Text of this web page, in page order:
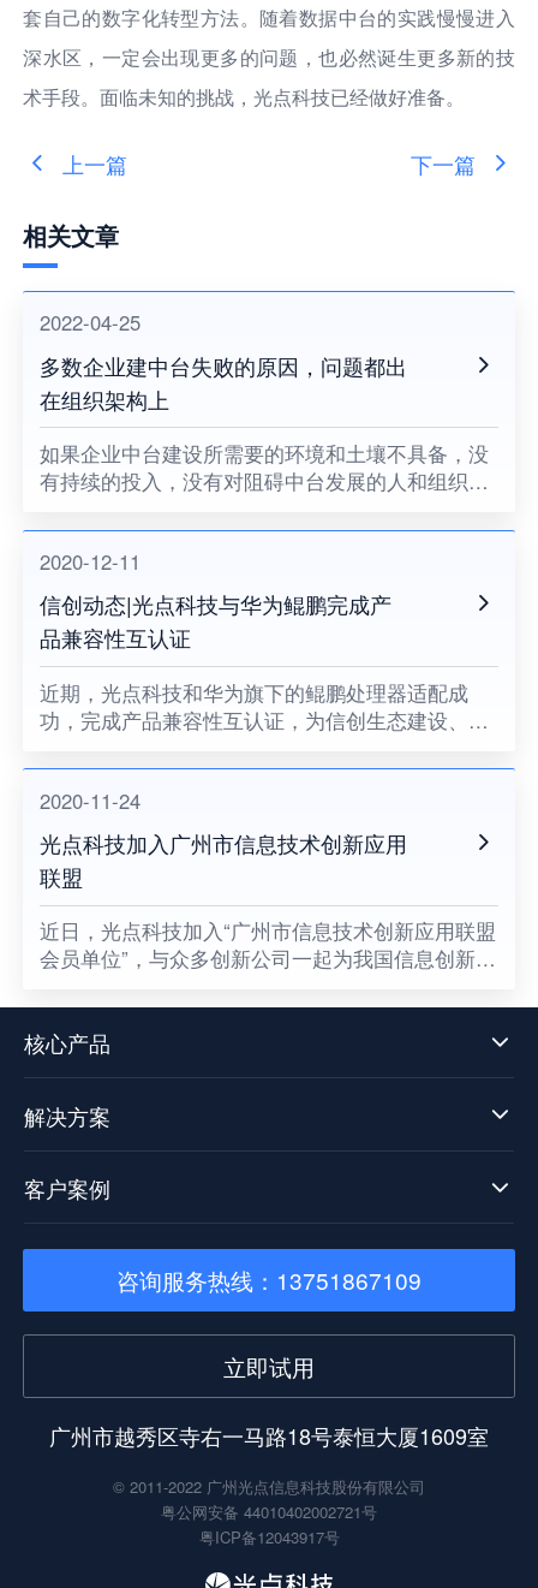
套自己的数字化转型方法。随着数据中台的实践慢慢进入
深水区，一定会出现更多的问题，也必然诞生更多新的技
术手段。面临未知的挑战，光点科技已经做好准备。
上一篇 下一篇
相关文章
2022-04-25
多数企业建中台失败的原因，问题都出
在组织架构上
如果企业中台建设所需要的环境和土壤不具备，没
有持续的投入，没有对阻碍中台发展的人和组织提
业中台将很难健康地成长。
2020-12-11
信创动态|光点科技与华为鲲鹏完成产
品兼容性互认证
近期，光点科技和华为旗下的鲲鹏处理器适配成
功，完成产品兼容性互认证，为信创生态建设、关
2020-11-24
光点科技加入广州市信息技术创新应用
联盟
​近日，光点科技加入“广州市信息技术创新应用联盟
会员单位”，与众多创新公司一起为我国信息创新发
台技术发展迈向了新阶段。
核心产品
解决方案
客户案例
咨询服务热线：13751867109
立即试用
广州市越秀区寺右一马路18号泰恒大厦1609室
© 2011-2022 广州光点信息科技股份有限公司
粤公网安备 44010402002721号
粤ICP备12043917号